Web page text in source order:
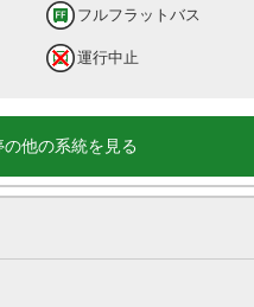
フルフラットバス
運行中止
の他の系統を見る